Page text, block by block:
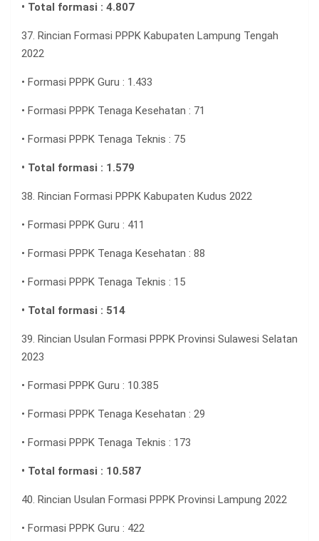
• Total formasi : 4.807
37. Rincian Formasi PPPK Kabupaten Lampung Tengah
2022
• Formasi PPPK Guru : 1.433
• Formasi PPPK Tenaga Kesehatan : 71
• Formasi PPPK Tenaga Teknis : 75
• Total formasi : 1.579
38. Rincian Formasi PPPK Kabupaten Kudus 2022
• Formasi PPPK Guru : 411
• Formasi PPPK Tenaga Kesehatan : 88
• Formasi PPPK Tenaga Teknis : 15
• Total formasi : 514
39. Rincian Usulan Formasi PPPK Provinsi Sulawesi Selatan
2023
• Formasi PPPK Guru : 10.385
• Formasi PPPK Tenaga Kesehatan : 29
• Formasi PPPK Tenaga Teknis : 173
• Total formasi : 10.587
40. Rincian Usulan Formasi PPPK Provinsi Lampung 2022
• Formasi PPPK Guru : 422